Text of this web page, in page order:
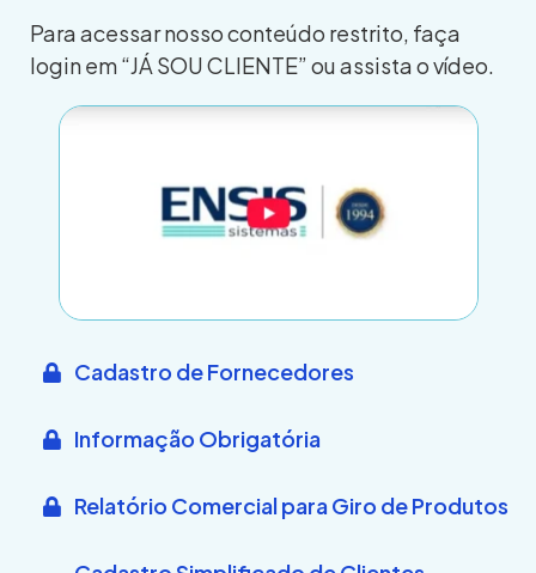
Para acessar nosso conteúdo restrito, faça
login em “JÁ SOU CLIENTE” ou assista o vídeo.
Cadastro de Fornecedores
Informação Obrigatória
Relatório Comercial para Giro de Produtos